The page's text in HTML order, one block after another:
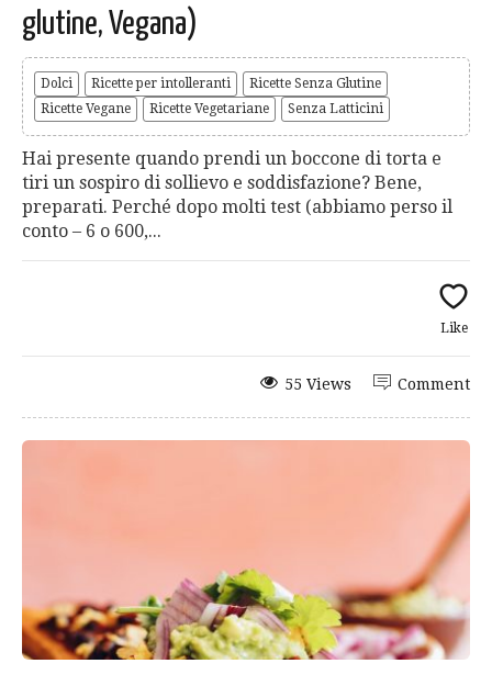
glutine, Vegana)
Dolci Ricette per intolleranti
Ricette Senza Glutine
Ricette Vegane
Ricette Vegetariane Senza Latticini
Hai presente quando prendi un boccone di torta e
tiri un sospiro di sollievo e soddisfazione? Bene,
preparati. Perché dopo molti test (abbiamo perso il
conto – 6 o 600,...
Like
Comment
55 Views